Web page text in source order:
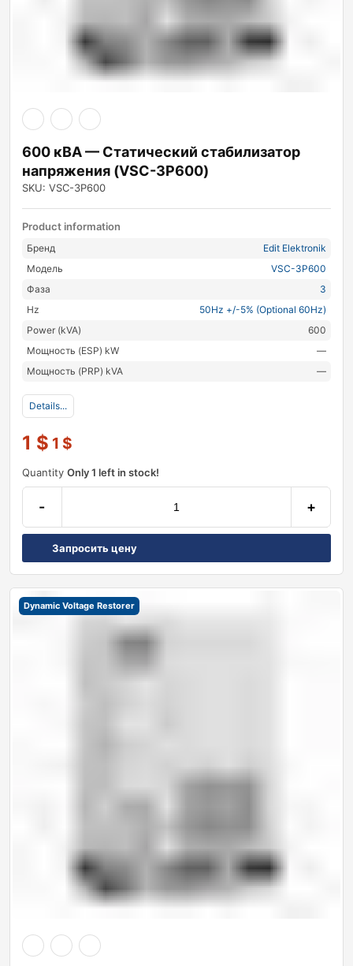
600 кВА — Статический стабилизатор
напряжения (VSC-3P600)
SKU: VSC-3P600
Product information
Бренд
Edit Elektronik
Модель
VSC-3P600
Фаза
3
Hz
50Hz +/-5% (Optional 60Hz)
Power (kVA)
600
Мощность (ESP) kW
—
Мощность (PRP) kVA
—
Details...
1 $ 1 $
Quantity Only 1 left in stock!
- +
Запросить цену
Dynamic Voltage Restorer